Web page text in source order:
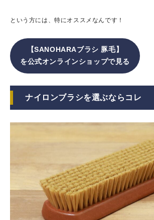
という方には、特にオススメなんです！
【SANOHARAブラシ 豚毛】
を公式オンラインショップで見る
ナイロンブラシを選ぶならコレ